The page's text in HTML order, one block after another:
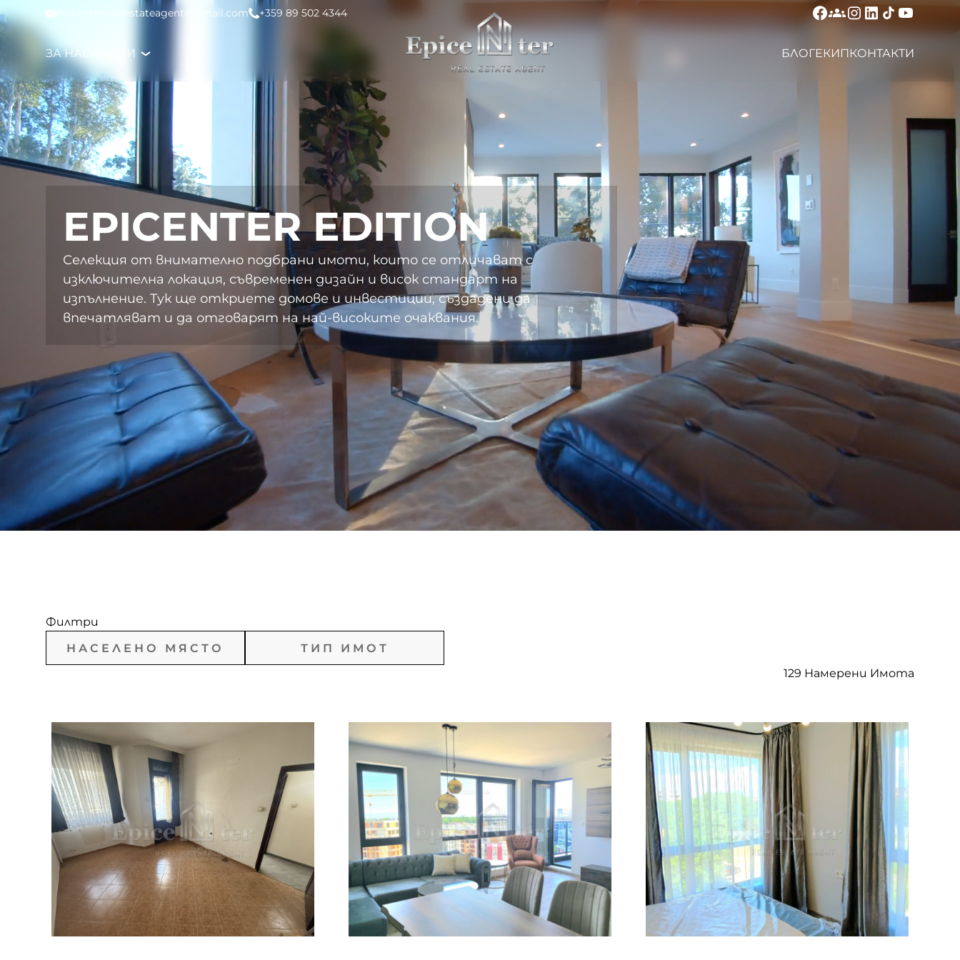
Към съдържаниетоepicenter.realestateagent@gmail.com +359 89 502 4344
ЗА НАС ИМОТИ БЛОГЕКИПКОНТАКТИ
EPICENTER EDITION
Селекция от внимателно подбрани имоти, които се отличават с
изключителна локация, съвременен дизайн и висок стандарт на
изпълнение. Тук ще откриете домове и инвестиции, създадени да
впечатляват и да отговарят на най-високите очаквания.
Филтри
гр. Годеч
гр. Костинброд
гр. Панагюрище
гр. Перник
Сгради
Апартаменти
Къщи
Всички Подтипове
129 Намерени Имота